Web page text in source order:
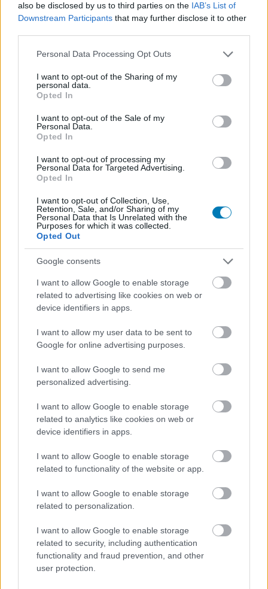
also be disclosed by us to third parties on the IAB’s List of
Downstream Participants that may further disclose it to other
Please note that this website/app uses one or more Google
not limited to your visit or usage behaviour. You may click to
grant or deny consent to Google and its third-party tags to
use your data for below specified purposes in below Google
consent section.
Personal Data Processing Opt Outs
I want to opt-out of the Sharing of my
personal data.
Opted In
I want to opt-out of the Sale of my
Personal Data.
Opted In
I want to opt-out of processing my
Personal Data for Targeted Advertising.
Opted In
I want to opt-out of Collection, Use,
Retention, Sale, and/or Sharing of my
Personal Data that Is Unrelated with the
Purposes for which it was collected.
Opted Out
Google consents
I want to allow Google to enable storage
related to advertising like cookies on web or
device identifiers in apps.
I want to allow my user data to be sent to
Google for online advertising purposes.
I want to allow Google to send me
personalized advertising.
I want to allow Google to enable storage
related to analytics like cookies on web or
device identifiers in apps.
I want to allow Google to enable storage
related to functionality of the website or app.
I want to allow Google to enable storage
related to personalization.
I want to allow Google to enable storage
related to security, including authentication
functionality and fraud prevention, and other
user protection.
A Star Wars Jedi: Survivor egy
rakat funkcióval éri el, hogy
bárki végig tudja játszani
Hunter_GS|2023 április 27. 12:08
Hangalapú jelzésektől lassított módon át lesz
itt minden, amit csak elvárhatunk egy modern
videojátéktól.
Unmute Loaded:
21.65%
Az elmúlt években rengeteget léptek előre a
hozzáférhetőséget segítő opciók. A fogyatékkal élő
elérhető, vakoknak szánt hangjelzéses megoldásáig
minden eszközt bevetnek a fejlesztők, hogy senki se
maradjon ki a játékaik nyújtotta élményekből.
Az Electronic Arts istállójába tartozó Respawn
különböző megoldást is kitaláltak arra, hogy
megkönnyítsék kevésbé szerencsés játékostársaink
dolgát.